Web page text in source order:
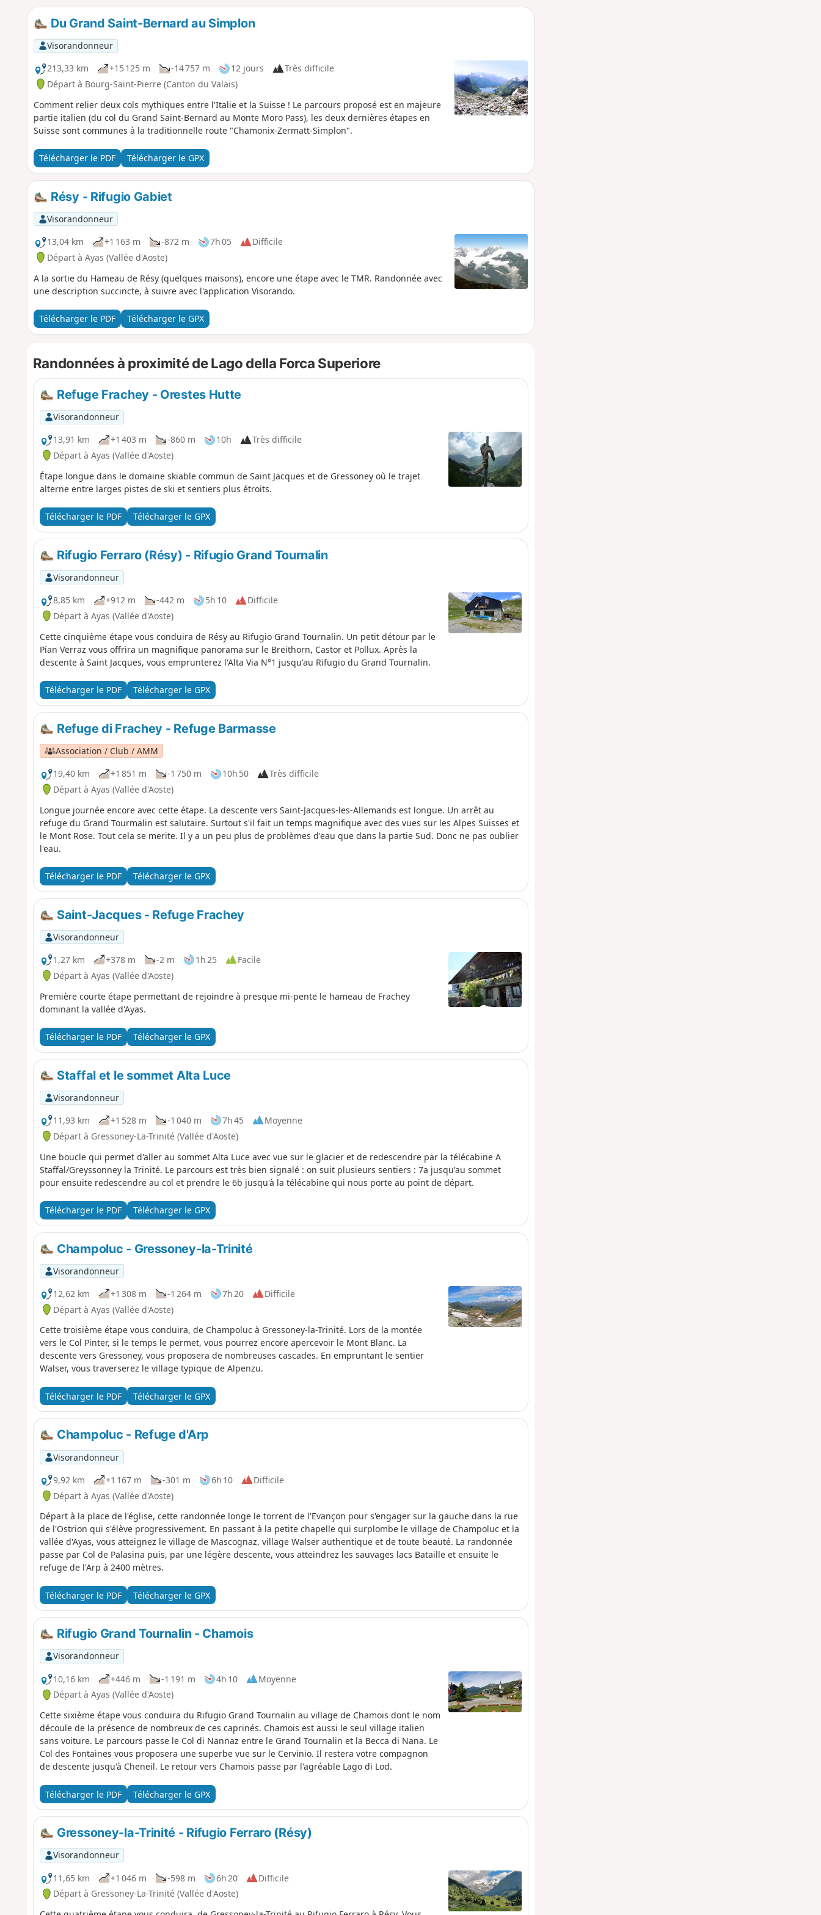
Du Grand Saint-Bernard au Simplon
Visorandonneur
213,33 km
+15 125 m -14 757 m 12 jours
Très difficile
Départ à Bourg-Saint-Pierre (Canton du Valais)
Comment relier deux cols mythiques entre l'Italie et la Suisse ! Le parcours proposé est en majeure
partie italien (du col du Grand Saint-Bernard au Monte Moro Pass), les deux dernières étapes en
Suisse sont communes à la traditionnelle route "Chamonix-Zermatt-Simplon".
Télécharger le PDF Télécharger le GPX
Résy - Rifugio Gabiet
Visorandonneur
13,04 km
+1 163 m -872 m 7h 05
Difficile
Départ à Ayas (Vallée d'Aoste)
A la sortie du Hameau de Résy (quelques maisons), encore une étape avec le TMR. Randonnée avec
une description succincte, à suivre avec l'application Visorando.
Télécharger le PDF Télécharger le GPX
Randonnées à proximité de Lago della Forca Superiore
Refuge Frachey - Orestes Hutte
Visorandonneur
13,91 km
+1 403 m -860 m 10h
Très difficile
Départ à Ayas (Vallée d'Aoste)
Étape longue dans le domaine skiable commun de Saint Jacques et de Gressoney où le trajet
alterne entre larges pistes de ski et sentiers plus étroits.
Télécharger le PDF Télécharger le GPX
Rifugio Ferraro (Résy) - Rifugio Grand Tournalin
Visorandonneur
8,85 km
+912 m -442 m 5h 10
Difficile
Départ à Ayas (Vallée d'Aoste)
Cette cinquième étape vous conduira de Résy au Rifugio Grand Tournalin. Un petit détour par le
Pian Verraz vous offrira un magnifique panorama sur le Breithorn, Castor et Pollux. Après la
descente à Saint Jacques, vous emprunterez l'Alta Via N°1 jusqu'au Rifugio du Grand Tournalin.
Télécharger le PDF Télécharger le GPX
Refuge di Frachey - Refuge Barmasse
Association / Club / AMM
19,40 km
+1 851 m -1 750 m 10h 50
Très difficile
Départ à Ayas (Vallée d'Aoste)
Longue journée encore avec cette étape. La descente vers Saint-Jacques-les-Allemands est longue. Un arrêt au
refuge du Grand Tourmalin est salutaire. Surtout s'il fait un temps magnifique avec des vues sur les Alpes Suisses et
le Mont Rose. Tout cela se merite. Il y a un peu plus de problèmes d'eau que dans la partie Sud. Donc ne pas oublier
l'eau.
Télécharger le PDF Télécharger le GPX
Saint-Jacques - Refuge Frachey
Visorandonneur
1,27 km
+378 m -2 m 1h 25
Facile
Départ à Ayas (Vallée d'Aoste)
Première courte étape permettant de rejoindre à presque mi-pente le hameau de Frachey
dominant la vallée d'Ayas.
Télécharger le PDF Télécharger le GPX
Staffal et le sommet Alta Luce
Visorandonneur
11,93 km
+1 528 m -1 040 m 7h 45
Moyenne
Départ à Gressoney-La-Trinité (Vallée d'Aoste)
Une boucle qui permet d'aller au sommet Alta Luce avec vue sur le glacier et de redescendre par la télécabine A
Staffal/Greyssonney la Trinité. Le parcours est très bien signalé : on suit plusieurs sentiers : 7a jusqu'au sommet
pour ensuite redescendre au col et prendre le 6b jusqu'à la télécabine qui nous porte au point de départ.
Télécharger le PDF Télécharger le GPX
Champoluc - Gressoney-la-Trinité
Visorandonneur
12,62 km
+1 308 m -1 264 m 7h 20
Difficile
Départ à Ayas (Vallée d'Aoste)
Cette troisième étape vous conduira, de Champoluc à Gressoney-la-Trinité. Lors de la montée
vers le Col Pinter, si le temps le permet, vous pourrez encore apercevoir le Mont Blanc. La
descente vers Gressoney, vous proposera de nombreuses cascades. En empruntant le sentier
Walser, vous traverserez le village typique de Alpenzu.
Télécharger le PDF Télécharger le GPX
Champoluc - Refuge d'Arp
Visorandonneur
9,92 km
+1 167 m -301 m 6h 10
Difficile
Départ à Ayas (Vallée d'Aoste)
Départ à la place de l'église, cette randonnée longe le torrent de l'Evançon pour s'engager sur la gauche dans la rue
de l'Ostrion qui s'élève progressivement. En passant à la petite chapelle qui surplombe le village de Champoluc et la
vallée d'Ayas, vous atteignez le village de Mascognaz, village Walser authentique et de toute beauté. La randonnée
passe par Col de Palasina puis, par une légère descente, vous atteindrez les sauvages lacs Bataille et ensuite le
refuge de l'Arp à 2400 mètres.
Télécharger le PDF Télécharger le GPX
Rifugio Grand Tournalin - Chamois
Visorandonneur
10,16 km
+446 m -1 191 m 4h 10
Moyenne
Départ à Ayas (Vallée d'Aoste)
Cette sixième étape vous conduira du Rifugio Grand Tournalin au village de Chamois dont le nom
découle de la présence de nombreux de ces caprinés. Chamois est aussi le seul village italien
sans voiture. Le parcours passe le Col di Nannaz entre le Grand Tournalin et la Becca di Nana. Le
Col des Fontaines vous proposera une superbe vue sur le Cervinio. Il restera votre compagnon
de descente jusqu'à Cheneil. Le retour vers Chamois passe par l'agréable Lago di Lod.
Télécharger le PDF Télécharger le GPX
Gressoney-la-Trinité - Rifugio Ferraro (Résy)
Visorandonneur
11,65 km
+1 046 m -598 m 6h 20
Difficile
Départ à Gressoney-La-Trinité (Vallée d'Aoste)